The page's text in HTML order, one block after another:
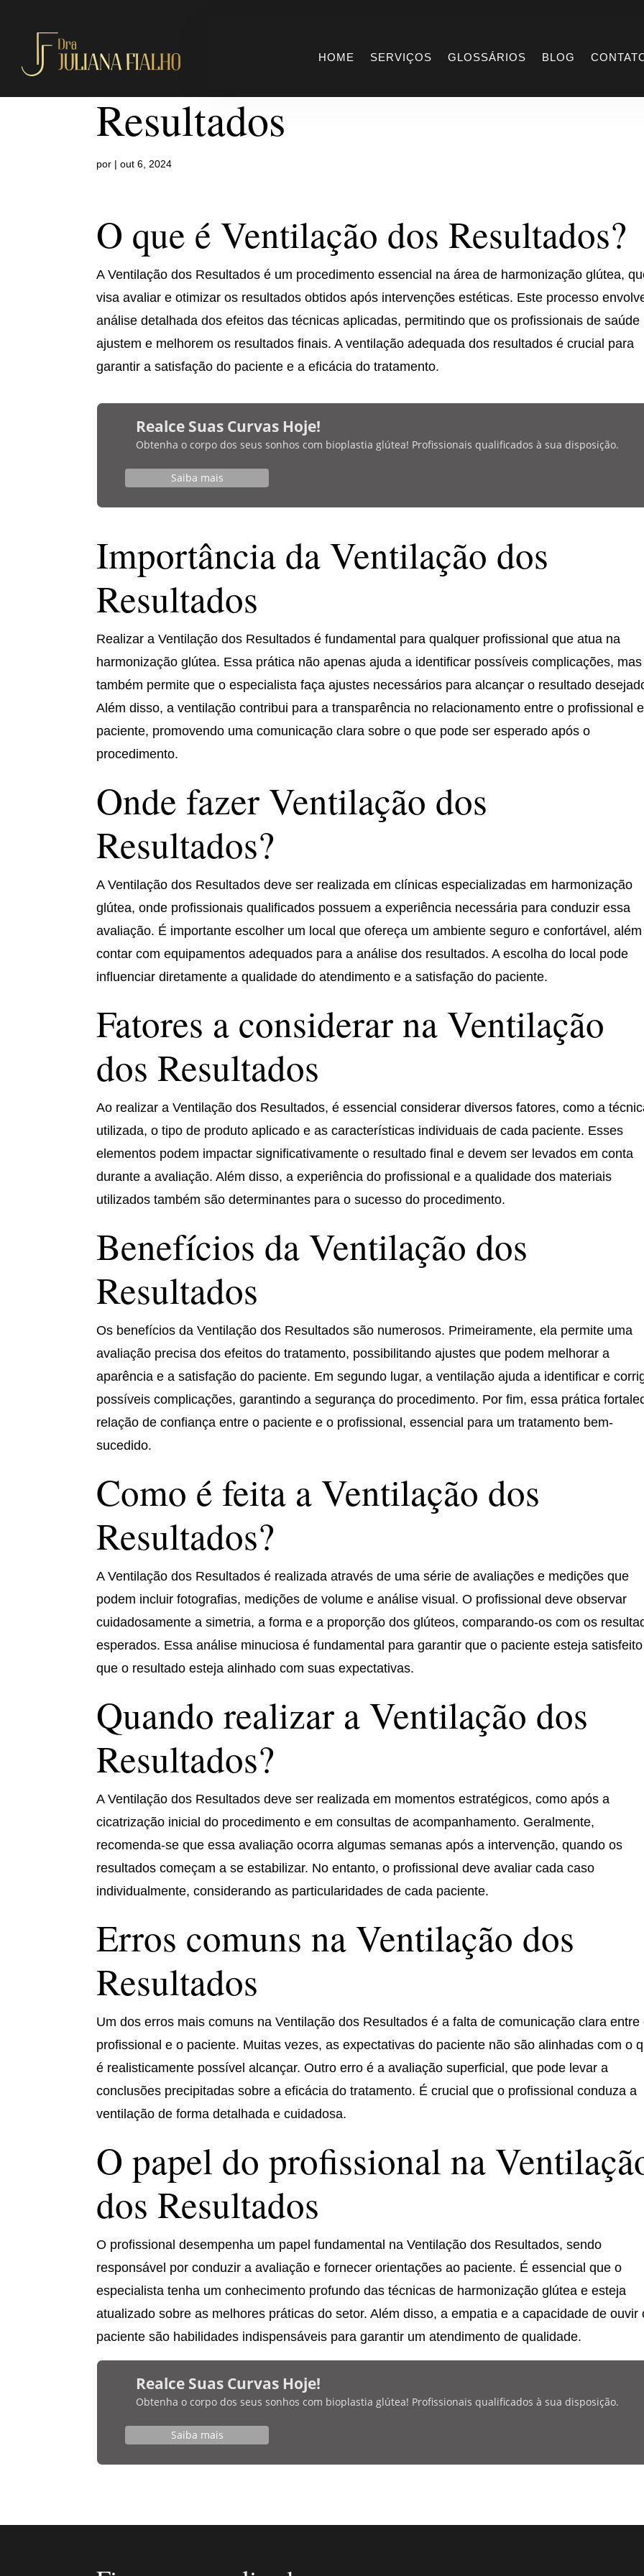
HOME SERVIÇOS GLOSSÁRIOS BLOG
Onde fazer Ventilação dos
Resultados
por |out 6, 2024
O que é Ventilação dos Resultados?
A Ventilação dos Resultados é um procedimento essencial na área de harmonização glútea,
visa avaliar e otimizar os resultados obtidos após intervenções estéticas. Este processo
análise detalhada dos efeitos das técnicas aplicadas, permitindo que os profissionais de saúde
ajustem e melhorem os resultados finais. A ventilação adequada dos resultados é crucial para
garantir a satisfação do paciente e a eficácia do tratamento.
Realce Suas Curvas Hoje!
Obtenha o corpo dos seus sonhos com bioplastia glútea! Profissionais qualificados à sua disposição.
Saiba mais
Importância da Ventilação dos
Resultados
Realizar a Ventilação dos Resultados é fundamental para qualquer profissional que atua na
harmonização glútea. Essa prática não apenas ajuda a identificar possíveis complicações, mas
também permite que o especialista faça ajustes necessários para alcançar o resultado
Além disso, a ventilação contribui para a transparência no relacionamento entre o profissional
paciente, promovendo uma comunicação clara sobre o que pode ser esperado após o
procedimento.
Onde fazer Ventilação dos
Resultados?
A Ventilação dos Resultados deve ser realizada em clínicas especializadas em harmonização
glútea, onde profissionais qualificados possuem a experiência necessária para conduzir essa
avaliação. É importante escolher um local que ofereça um ambiente seguro e confortável,
contar com equipamentos adequados para a análise dos resultados. A escolha do local pode
influenciar diretamente a qualidade do atendimento e a satisfação do paciente.
Fatores a considerar na Ventilação
dos Resultados
Ao realizar a Ventilação dos Resultados, é essencial considerar diversos fatores, como a
utilizada, o tipo de produto aplicado e as características individuais de cada paciente. Esses
elementos podem impactar significativamente o resultado final e devem ser levados em conta
durante a avaliação. Além disso, a experiência do profissional e a qualidade dos materiais
utilizados também são determinantes para o sucesso do procedimento.
Benefícios da Ventilação dos
Resultados
Os benefícios da Ventilação dos Resultados são numerosos. Primeiramente, ela permite uma
avaliação precisa dos efeitos do tratamento, possibilitando ajustes que podem melhorar a
aparência e a satisfação do paciente. Em segundo lugar, a ventilação ajuda a identificar e
possíveis complicações, garantindo a segurança do procedimento. Por fim, essa prática
relação de confiança entre o paciente e o profissional, essencial para um tratamento bem-
sucedido.
Como é feita a Ventilação dos
Resultados?
A Ventilação dos Resultados é realizada através de uma série de avaliações e medições que
podem incluir fotografias, medições de volume e análise visual. O profissional deve observar
cuidadosamente a simetria, a forma e a proporção dos glúteos, comparando-os com os
esperados. Essa análise minuciosa é fundamental para garantir que o paciente esteja
que o resultado esteja alinhado com suas expectativas.
Quando realizar a Ventilação dos
Resultados?
A Ventilação dos Resultados deve ser realizada em momentos estratégicos, como após a
cicatrização inicial do procedimento e em consultas de acompanhamento. Geralmente,
recomenda-se que essa avaliação ocorra algumas semanas após a intervenção, quando os
resultados começam a se estabilizar. No entanto, o profissional deve avaliar cada caso
individualmente, considerando as particularidades de cada paciente.
Erros comuns na Ventilação dos
Resultados
Um dos erros mais comuns na Ventilação dos Resultados é a falta de comunicação clara entre
profissional e o paciente. Muitas vezes, as expectativas do paciente não são alinhadas com o
é realisticamente possível alcançar. Outro erro é a avaliação superficial, que pode levar a
conclusões precipitadas sobre a eficácia do tratamento. É crucial que o profissional conduza a
ventilação de forma detalhada e cuidadosa.
O papel do profissional na
dos Resultados
O profissional desempenha um papel fundamental na Ventilação dos Resultados, sendo
responsável por conduzir a avaliação e fornecer orientações ao paciente. É essencial que o
especialista tenha um conhecimento profundo das técnicas de harmonização glútea e esteja
atualizado sobre as melhores práticas do setor. Além disso, a empatia e a capacidade de ouvir
paciente são habilidades indispensáveis para garantir um atendimento de qualidade.
Realce Suas Curvas Hoje!
Obtenha o corpo dos seus sonhos com bioplastia glútea! Profissionais qualificados à sua disposição.
Saiba mais